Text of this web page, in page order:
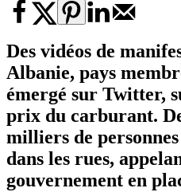
Des vidéos de
Albanie, pays
émergé sur Twitter,
prix du carburant.
milliers de personnes
dans les rues,
gouvernement en